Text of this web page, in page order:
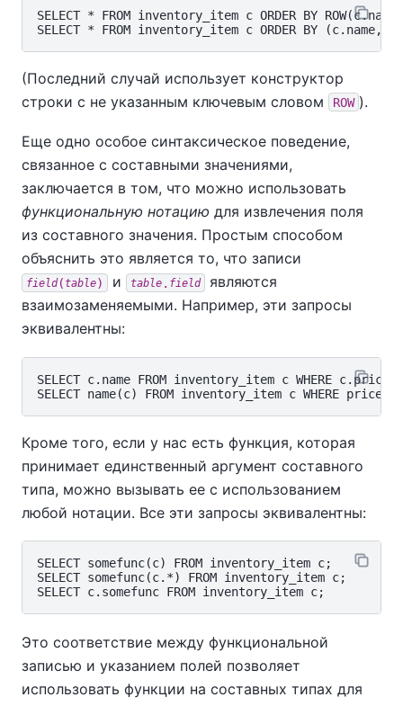
SELECT * FROM inventory_item c ORDER BY
(Последний случай использует конструктор
строки с не указанным ключевым словом
ROW ).
Еще одно особое синтаксическое поведение,
связанное с составными значениями,
заключается в том, что можно использовать
функциональную нотацию для извлечения поля
из составного значения. Простым способом
объяснить это является то, что записи
field( table) и table field
являются
взаимозаменяемыми. Например, эти запросы
эквивалентны:
SELECT c.name FROM inventory_item c WHERE c.price
Кроме того, если у нас есть функция, которая
принимает единственный аргумент составного
типа, можно вызывать ее с использованием
любой нотации. Все эти запросы эквивалентны:
SELECT somefunc(c) FROM inventory_item c;
SELECT somefunc(c.*) FROM inventory_item c;
Это соответствие между функциональной
записью и указанием полей позволяет
использовать функции на составных типах для